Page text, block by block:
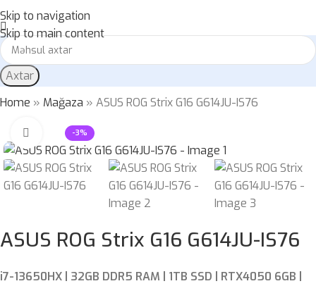
Skip to navigation
Skip to main content
Axtar
Home » Mağaza » ASUS ROG Strix G16 G614JU-IS76
-3%
Böyütmək üçün klikləyin
ASUS ROG Strix G16 G614JU-IS76
i7-13650HX | 32GB DDR5 RAM | 1TB SSD | RTX4050 6GB |